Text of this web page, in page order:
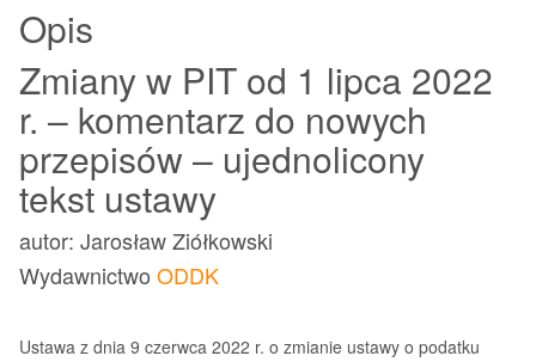
r.
komentarz
do
przepisów
–
ujednolicony
tekst
Opis
Zmiany w PIT od 1 lipca 2022
r. – komentarz do nowych
przepisów – ujednolicony
tekst ustawy
autor: Jarosław Ziółkowski
Wydawnictwo ODDK
Ustawa z dnia 9 czerwca 2022 r. o zmianie ustawy o podatku